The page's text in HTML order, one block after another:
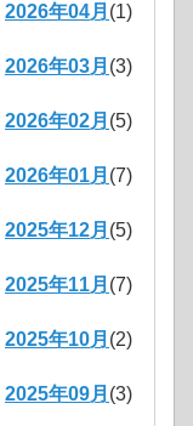
2026年04月 (1)
2026年03月 (3)
2026年02月 (5)
2026年01月 (7)
2025年12月 (5)
2025年11月 (7)
2025年10月 (2)
2025年09月 (3)